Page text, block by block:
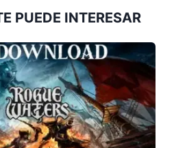
PUEDE INTERESAR